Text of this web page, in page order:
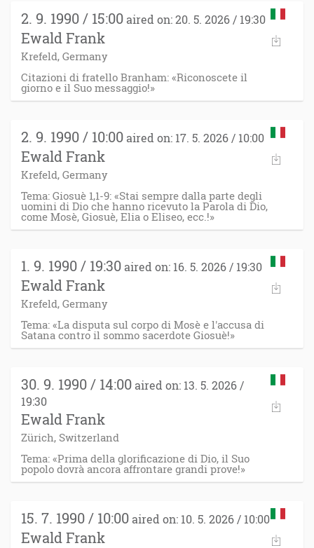
2. 9. 1990 / 15:00 aired on: 20. 5. 2026 / 19:30
Ewald Frank
Krefeld, Germany
Citazioni di fratello Branham: «Riconoscete il
giorno e il Suo messaggio!»
2. 9. 1990 / 10:00 aired on: 17. 5. 2026 / 10:00
Ewald Frank
Krefeld, Germany
Tema: Giosuè 1,1-9: «Stai sempre dalla parte degli
uomini di Dio che hanno ricevuto la Parola di Dio,
come Mosè, Giosuè, Elia o Eliseo, ecc.!»
1. 9. 1990 / 19:30 aired on: 16. 5. 2026 / 19:30
Ewald Frank
Krefeld, Germany
Tema: «La disputa sul corpo di Mosè e l'accusa di
Satana contro il sommo sacerdote Giosuè!»
30. 9. 1990 / 14:00 aired on: 13. 5. 2026 /
19:30
Ewald Frank
Zürich, Switzerland
Tema: «Prima della glorificazione di Dio, il Suo
popolo dovrà ancora affrontare grandi prove!»
15. 7. 1990 / 10:00 aired on: 10. 5. 2026 / 10:00
Ewald Frank